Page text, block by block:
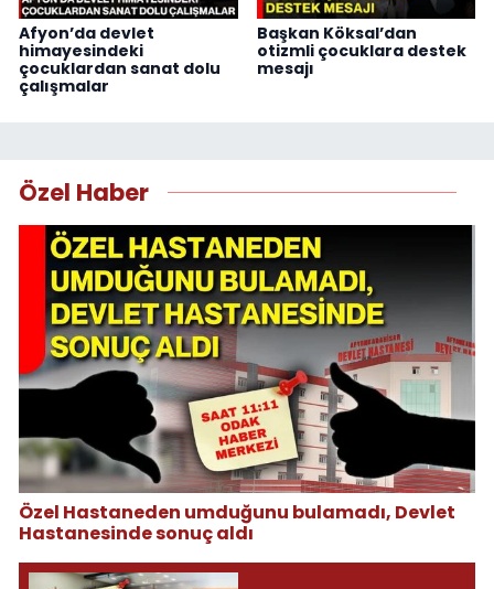
Afyon’da devlet
himayesindeki
çocuklardan sanat dolu
çalışmalar
Başkan Köksal’dan
otizmli çocuklara destek
mesajı
Özel Haber
Özel Hastaneden umduğunu bulamadı, Devlet
Hastanesinde sonuç aldı